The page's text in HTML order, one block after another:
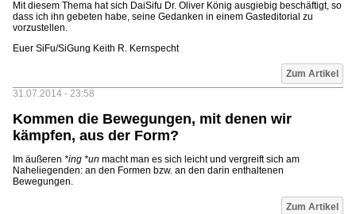
Mit diesem Thema hat sich DaiSifu Dr. Oliver König ausgiebig beschäftigt, so
dass ich ihn gebeten habe, seine Gedanken in einem Gasteditorial zu
vorzustellen.
Euer SiFu/SiGung Keith R. Kernspecht
Zum Artikel
31.07.2014 - 23:58
Kommen die Bewegungen, mit denen wir
kämpfen, aus der Form?
Im äußeren *ing *un macht man es sich leicht und vergreift sich am
Naheliegenden: an den Formen bzw. an den darin enthaltenen
Bewegungen.
Zum Artikel